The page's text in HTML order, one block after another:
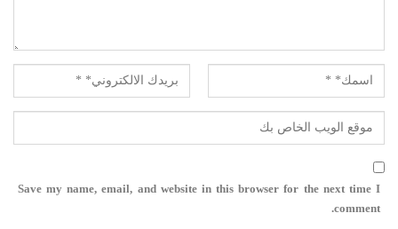
Save my name, email, and website in this browser for the next time I
comment.